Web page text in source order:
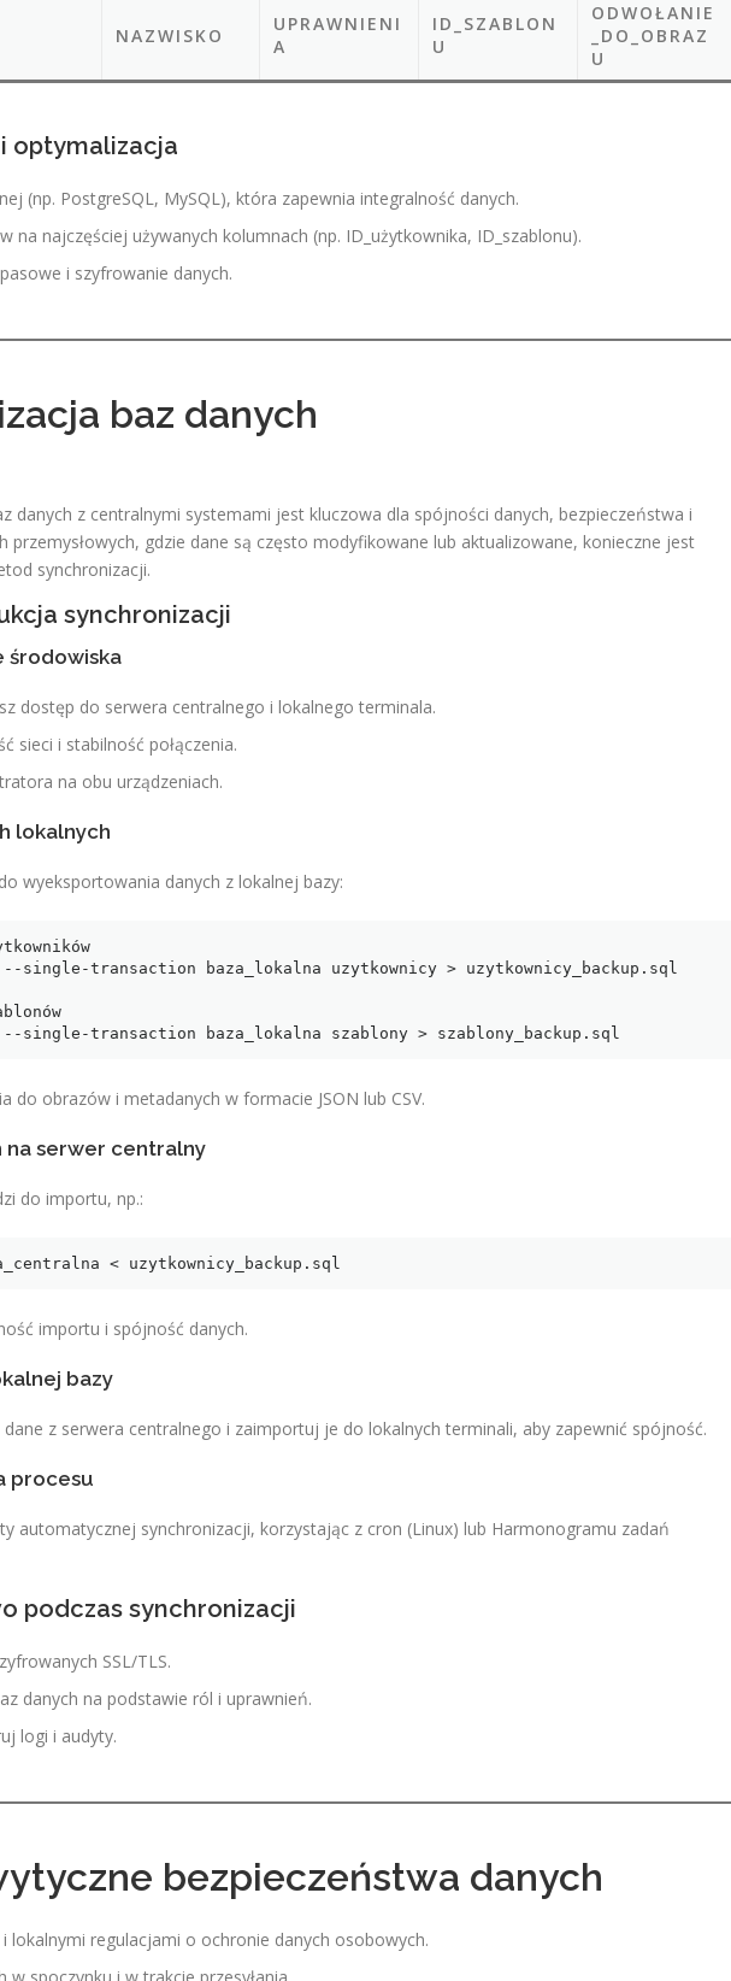
NAZWISKO
UPRAWNIENI
A
ID_SZABLON
U
ODWOŁANIE
_DO_OBRAZ
U
optymalizacja
(np. PostgreSQL, MySQL), która zapewnia integralność danych.
na najczęściej używanych kolumnach (np. ID_użytkownika, ID_szablonu).
i szyfrowanie danych.
baz danych
danych z centralnymi systemami jest kluczowa dla spójności danych, bezpieczeństwa i
przemysłowych, gdzie dane są często modyfikowane lub aktualizowane, konieczne jest
synchronizacji.
synchronizacji
środowiska
dostęp do serwera centralnego i lokalnego terminala.
sieci i stabilność połączenia.
na obu urządzeniach.
lokalnych
wyeksportowania danych z lokalnej bazy:
single-transaction baza_lokalna uzytkownicy > uzytkownicy_backup.sql
--single-transaction baza_lokalna szablony > szablony_backup.sql
do obrazów i metadanych w formacie JSON lub CSV.
na serwer centralny
do importu, np.:
< uzytkownicy_backup.sql
importu i spójność danych.
bazy
z serwera centralnego i zaimportuj je do lokalnych terminali, aby zapewnić spójność.
procesu
automatycznej synchronizacji, korzystając z cron (Linux) lub Harmonogramu zadań
podczas synchronizacji
SSL/TLS.
danych na podstawie ról i uprawnień.
logi i audyty.
bezpieczeństwa danych
lokalnymi regulacjami o ochronie danych osobowych.